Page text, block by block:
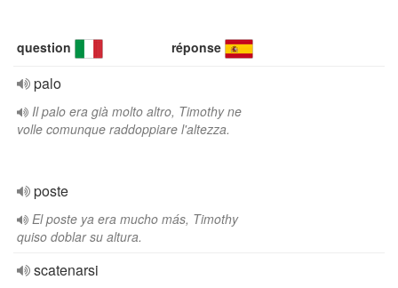
question réponse
palo
Il palo era già molto altro, Timothy ne
volle comunque raddoppiare l'altezza.
poste
El poste ya era mucho más, Timothy
quiso doblar su altura.
scatenarsi